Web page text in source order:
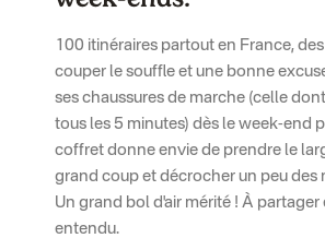
100 itinéraires partout en France,
couper le souffle et une bonne
ses chaussures de marche (celle
tous les 5 minutes) dès le week-end
coffret donne envie de prendre le
grand coup et décrocher un peu des
Un grand bol d'air mérité ! À partager
entendu.